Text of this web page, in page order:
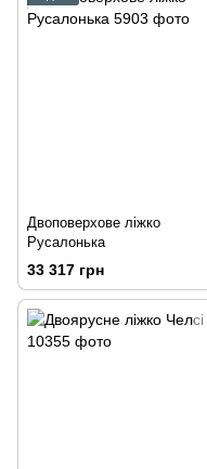
Двоповерхове ліжко
Русалонька
33 317 грн